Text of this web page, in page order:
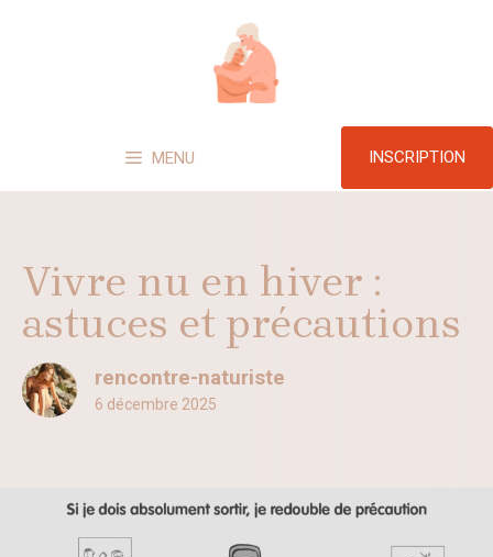
MENU INSCRIPTION
Vivre nu en hiver :
astuces et précautions
rencontre-naturiste
6 décembre 2025